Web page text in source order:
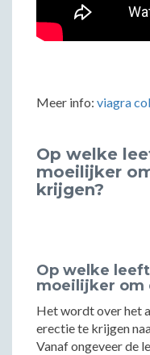
Meer info: viagra
Op welke
moeilijker
krijgen?
Op welke
moeilijker om
Het wordt over het
erectie te krijgen
Vanaf ongeveer de